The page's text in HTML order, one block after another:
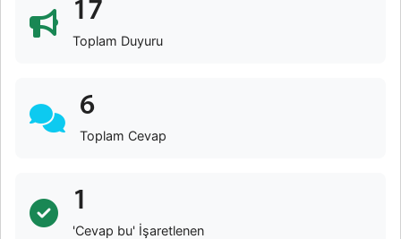
17
Toplam Duyuru
6
Toplam Cevap
1
'Cevap bu' İşaretlenen